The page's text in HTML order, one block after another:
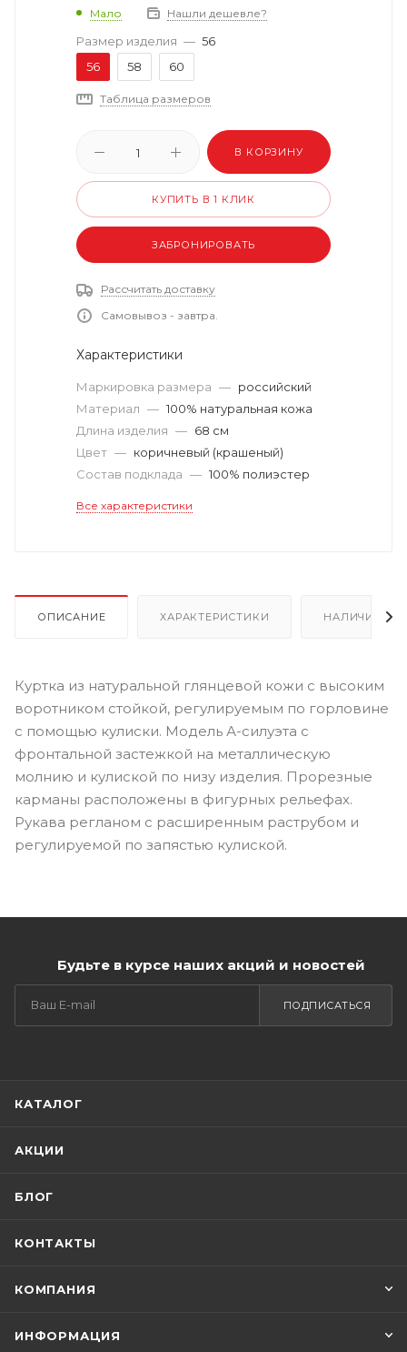
Мало Нашли дешевле?
Размер изделия — 56
56
58 60
Таблица размеров
В КОРЗИНУ
КУПИТЬ В 1 КЛИК
ЗАБРОНИРОВАТЬ
Рассчитать доставку
Самовывоз - завтра.
Характеристики
Маркировка размера — российский
Материал — 100% натуральная кожа
Длина изделия — 68 см
Цвет — коричневый (крашеный)
Состав подклада — 100% полиэстер
Все характеристики
ОПИСАНИЕ ХАРАКТЕРИСТИКИ НАЛИЧИЕ
Куртка из натуральной глянцевой кожи с высоким
воротником стойкой, регулируемым по горловине
с помощью кулиски. Модель А-силуэта с
фронтальной застежкой на металлическую
молнию и кулиской по низу изделия. Прорезные
карманы расположены в фигурных рельефах.
Рукава регланом с расширенным раструбом и
регулируемой по запястью кулиской.
Будьте в курсе наших акций и новостей
ПОДПИСАТЬСЯ
КАТАЛОГ
АКЦИИ
БЛОГ
КОНТАКТЫ
КОМПАНИЯ
ИНФОРМАЦИЯ